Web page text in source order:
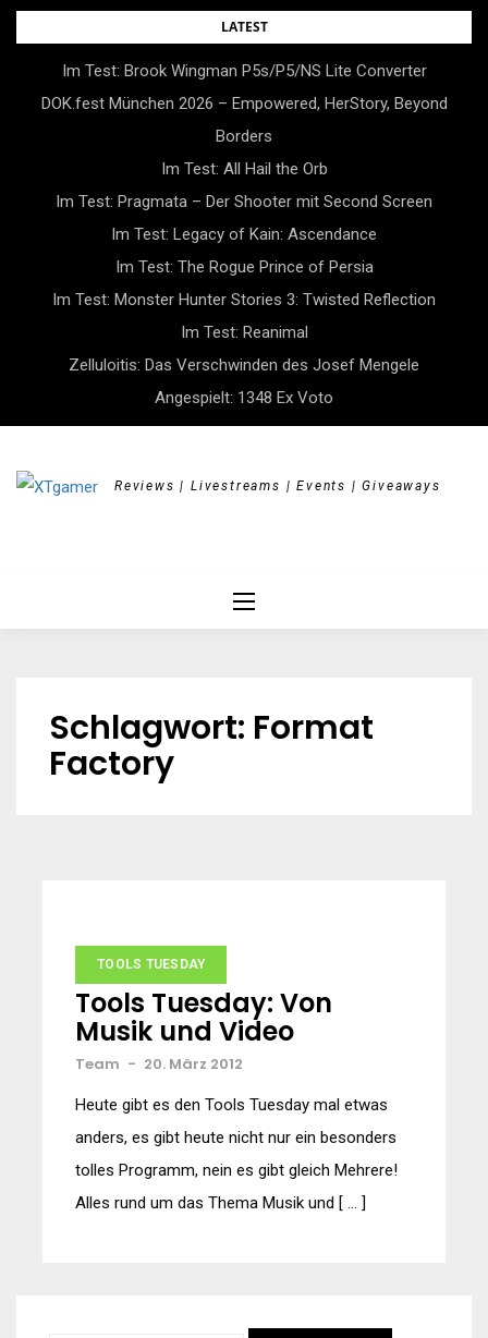
Skip
LATEST
Im Test: Brook Wingman P5s/P5/NS Lite Converter
DOK.fest München 2026 – Empowered, HerStory, Beyond
Borders
Im Test: All Hail the Orb
Im Test: Pragmata – Der Shooter mit Second Screen
Im Test: Legacy of Kain: Ascendance
Im Test: The Rogue Prince of Persia
Im Test: Monster Hunter Stories 3: Twisted Reflection
Im Test: Reanimal
Zelluloitis: Das Verschwinden des Josef Mengele
Angespielt: 1348 Ex Voto
Reviews | Livestreams | Events | Giveaways
Schlagwort: Format
Factory
TOOLS TUESDAY
Tools Tuesday: Von
Musik und Video
Team - 20. März 2012
Heute gibt es den Tools Tuesday mal etwas
anders, es gibt heute nicht nur ein besonders
tolles Programm, nein es gibt gleich Mehrere!
Alles rund um das Thema Musik und [ … ]